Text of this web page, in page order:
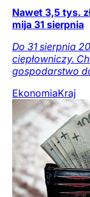
Nawet 3,5 tys.
mija 31 sierpnia
Do 31 sierpnia
ciepłowniczy.
gospodarstwo
EkonomiaKraj